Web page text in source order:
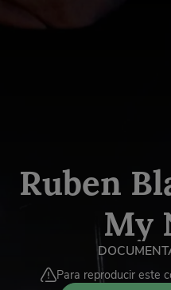
Ruben
My
Para reproducir este